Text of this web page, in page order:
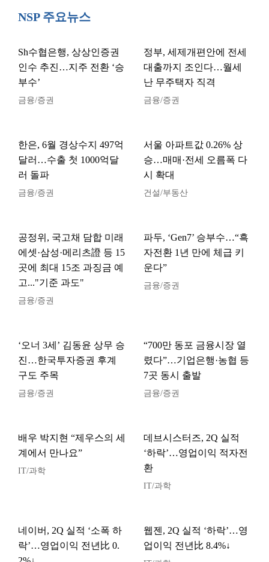
NSP 주요뉴스
Sh수협은행, 상상인증권
인수 추진…지주 전환 ‘승
부수’
금융/증권
정부, 세제개편안에 전세
대출까지 조인다…월세
난 무주택자 직격
금융/증권
한은, 6월 경상수지 497억
달러…수출 첫 1000억달
러 돌파
금융/증권
서울 아파트값 0.26% 상
승…매매·전세 오름폭 다
시 확대
건설/부동산
공정위, 국고채 담합 미래
에셋·삼성·메리츠證 등 15
곳에 최대 15조 과징금 예
고..."기준 과도"
금융/증권
파두, ‘Gen7’ 승부수…“흑
자전환 1년 만에 체급 키
운다”
금융/증권
‘오너 3세’ 김동윤 상무 승
진…한국투자증권 후계
구도 주목
금융/증권
“700만 동포 금융시장 열
렸다”…기업은행·농협 등
7곳 동시 출발
금융/증권
배우 박지현 “제우스의 세
계에서 만나요”
IT/과학
데브시스터즈, 2Q 실적
‘하락’…영업이익 적자전
환
IT/과학
네이버, 2Q 실적 ‘소폭 하
락’…영업이익 전년比 0.
웹젠, 2Q 실적 ‘하락’…영
업이익 전년比 8.4%↓